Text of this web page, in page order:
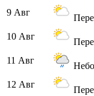
9 Авг
10 Авг
11 Авг
12 Авг